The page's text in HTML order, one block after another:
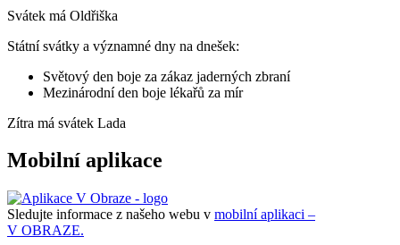
Svátek má Oldřiška
Státní svátky a významné dny na dnešek:
Světový den boje za zákaz jaderných zbraní
Mezinárodní den boje lékařů za mír
Zítra má svátek Lada
Mobilní aplikace
Sledujte informace z našeho webu v mobilní aplikaci –
V OBRAZE.